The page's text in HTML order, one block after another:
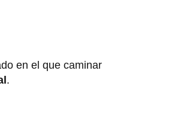
en el que caminar
.